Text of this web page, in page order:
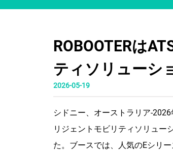
ROBOOTERは
ティソリューシ
2026-05-19
シドニー、オーストラリア-
リジェントモビリティソリュー
た。ブースでは、人気のEシリ